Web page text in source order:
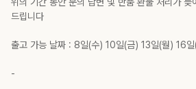
드립니다
출고 가능 날짜 : 8일(수) 10일(금) 13일(월) 16일
-